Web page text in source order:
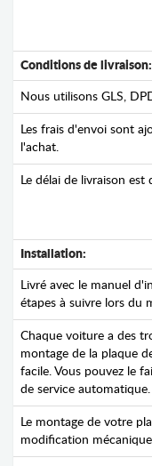
Conditions de livraison:
Nous utilisons GLS,
Les frais d'envoi sont
l'achat.
Le délai de livraison
Installation:
Livré avec le manuel
étapes à suivre lors du
Chaque voiture a des
montage de la plaque
facile. Vous pouvez le
de service automatique.
Le montage de votre
modification